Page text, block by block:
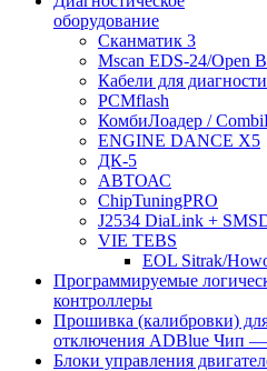
оборудование
Сканматик 3
Mscan EDS-24/Open
Кабели для
PCMflash
КомбиЛоадер /
ENGINE DANCE X5
ДК-5
АВТОАС
ChipTuningPRO
J2534 DiaLink +
VIE TEBS
EOL Sitrak/
Программируемые
контроллеры
Прошивка (калибровки)
отключения ADBlue Чип
Блоки управления